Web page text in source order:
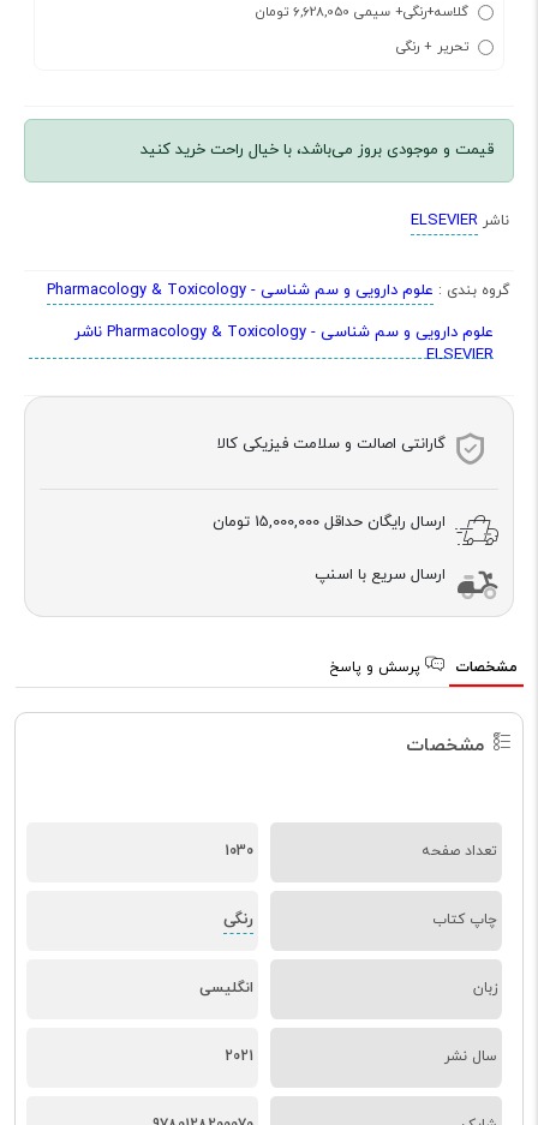
گلاسه+رنگی+ سیمی 6,628,050 تومان
تحریر + رنگی
قیمت و موجودی بروز می‌باشد، با خیال راحت خرید کنید
ناشر ELSEVIER
گروه بندی : علوم دارویی و سم شناسی - Pharmacology & Toxicology
علوم دارویی و سم شناسی - Pharmacology & Toxicology ناشر
ELSEVIER
گارانتی اصالت و سلامت فیزیکی کالا
ارسال رایگان حداقل 15,000,000 تومان
ارسال سریع با اسنپ
مشخصات پرسش و پاسخ
مشخصات
تعداد صفحه 1030
چاپ کتاب رنگی
زبان انگلیسی
سال نشر 2021